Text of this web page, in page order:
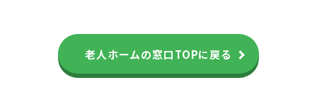
老人ホームの窓口TOPに戻る